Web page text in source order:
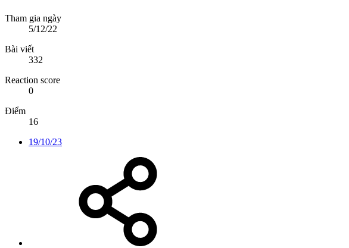
Tham gia ngày
5/12/22
Bài viết
332
Reaction score
0
Điểm
16
19/10/23